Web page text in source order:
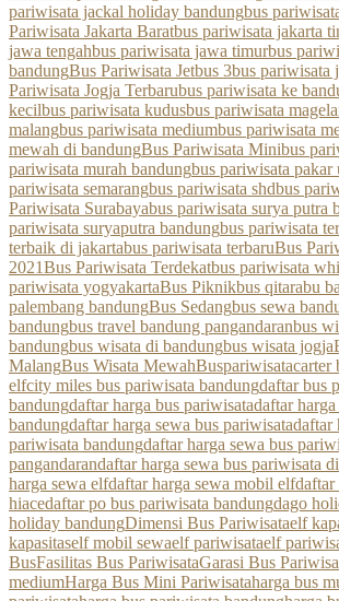
pariwisata jackal holiday bandungbus
Pariwisata Jakarta Baratbus pariwisata jakarta
jawa tengahbus pariwisata jawa timurbus
bandungBus Pariwisata Jetbus 3bus pariwisata
Pariwisata Jogja Terbarubus pariwisata ke
kecilbus pariwisata kudusbus pariwisata
malangbus pariwisata mediumbus pariwisata
mewah di bandungBus Pariwisata Minibus
pariwisata murah bandungbus pariwisata pakar
pariwisata semarangbus pariwisata shdbus
Pariwisata Surabayabus pariwisata surya putra
pariwisata suryaputra bandungbus pariwisata
terbaik di jakartabus pariwisata terbaruBus
2021Bus Pariwisata Terdekatbus pariwisata
pariwisata yogyakartaBus Piknikbus qitarabu
palembang bandungBus Sedangbus sewa
bandungbus travel bandung pangandaranbus
bandungbus wisata di bandungbus wisata jogja
MalangBus Wisata MewahBuspariwisatacarter
elfcity miles bus pariwisata bandungdaftar bus
bandungdaftar harga bus pariwisatadaftar
bandungdaftar harga sewa bus pariwisatadaftar
pariwisata bandungdaftar harga sewa bus
pangandarandaftar harga sewa bus pariwisata
harga sewa elfdaftar harga sewa mobil elfdaftar
hiacedaftar po bus pariwisata bandungdago
holiday bandungDimensi Bus Pariwisataelf
kapasitaself mobil sewaelf pariwisataelf
BusFasilitas Bus PariwisataGarasi Bus
mediumHarga Bus Mini Pariwisataharga bus